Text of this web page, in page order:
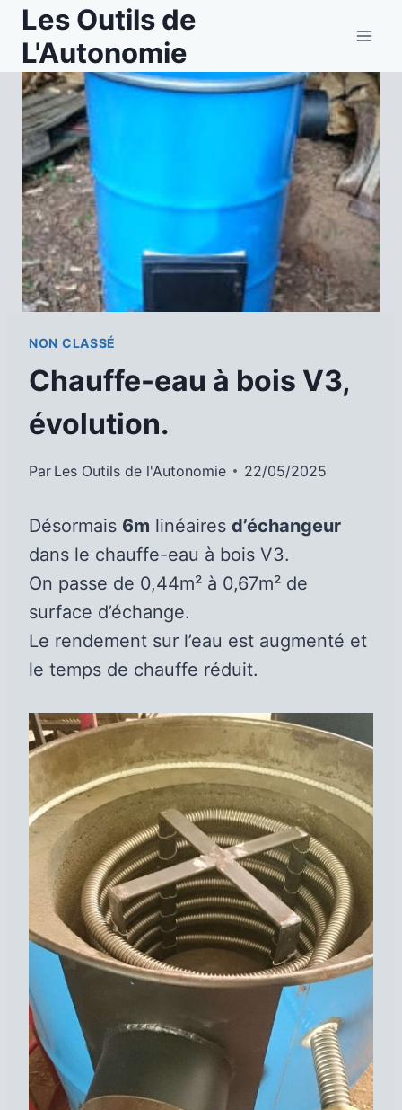
Aller
contenu
Les Outils de
L'Autonomie
NON CLASSÉ
Chauffe-eau à bois V3,
évolution.
Par Les Outils de l'Autonomie 22/05/2025
Désormais 6m linéaires d’échangeur
dans le chauffe-eau à bois V3.
On passe de 0,44m² à 0,67m² de
surface d’échange.
Le rendement sur l’eau est augmenté et
le temps de chauffe réduit.